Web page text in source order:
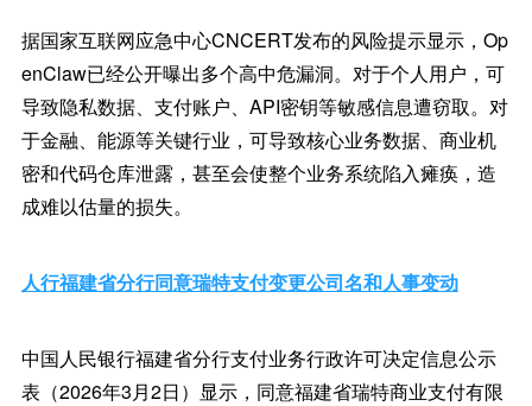
据国家互联网应急中心CNCERT发布的风险提示显示，Op
enClaw已经公开曝出多个高中危漏洞。对于个人用户，可
导致隐私数据、支付账户、API密钥等敏感信息遭窃取。对
于金融、能源等关键行业，可导致核心业务数据、商业机
密和代码仓库泄露，甚至会使整个业务系统陷入瘫痪，造
成难以估量的损失。
人行福建省分行同意瑞特支付变更公司名和人事变动
中国人民银行福建省分行支付业务行政许可决定信息公示
表（2026年3月2日）显示，同意福建省瑞特商业支付有限